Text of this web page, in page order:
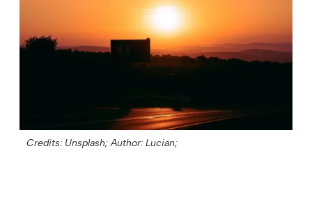
Credits: Unsplash; Author: Lucian;